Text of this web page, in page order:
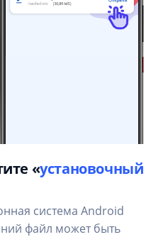
«установочный
система Android
файл может быть